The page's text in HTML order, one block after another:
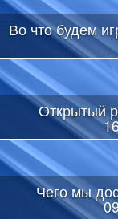
Во что будем
Открытый
Чего мы